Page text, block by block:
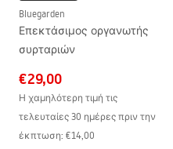
Bluegarden
Επεκτάσιμος οργανωτής
συρταριών
€29,00
Η χαμηλότερη τιμή τις
τελευταίες 30 ημέρες πριν την
έκπτωση: €14,00